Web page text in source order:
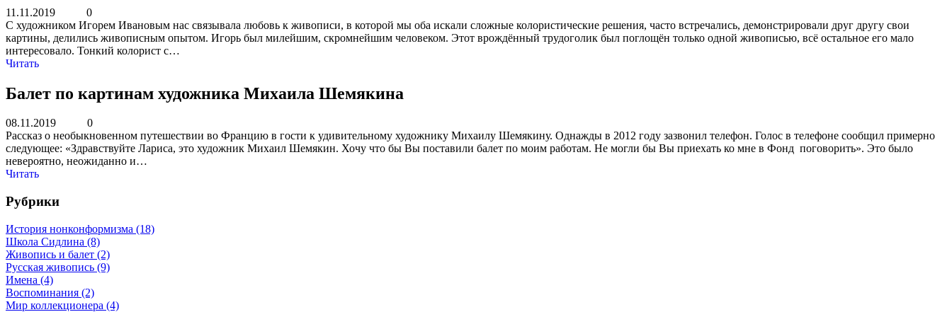
11.11.2019
0
С художником Игорем Ивановым нас связывала любовь к живописи, в которой мы оба искали сложные колористические решения, часто встречались, демонстрировали друг другу свои
картины, делились живописным опытом. Игорь был милейшим, скромнейшим человеком. Этот врождённый трудоголик был поглощён только одной живописью, всё остальное его мало
интересовало. Тонкий колорист с…
Читать
Балет по картинам художника Михаила Шемякина
08.11.2019
0
Рассказ о необыкновенном путешествии во Францию в гости к удивительному художнику Михаилу Шемякину. Однажды в 2012 году зазвонил телефон. Голос в телефоне сообщил примерно
следующее: «Здравствуйте Лариса, это художник Михаил Шемякин. Хочу что бы Вы поставили балет по моим работам. Не могли бы Вы приехать ко мне в Фонд поговорить». Это было
невероятно, неожиданно и…
Читать
Рубрики
История нонконформизма (18)
Школа Сидлина (8)
Живопись и балет (2)
Русская живопись (9)
Имена (4)
Воспоминания (2)
Мир коллекционера (4)